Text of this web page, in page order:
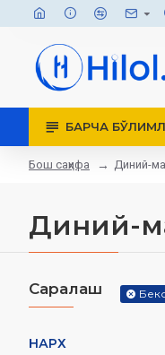
БАРЧА
Бош саҳифа Диний-
Диний-
Саралаш
НАРХ